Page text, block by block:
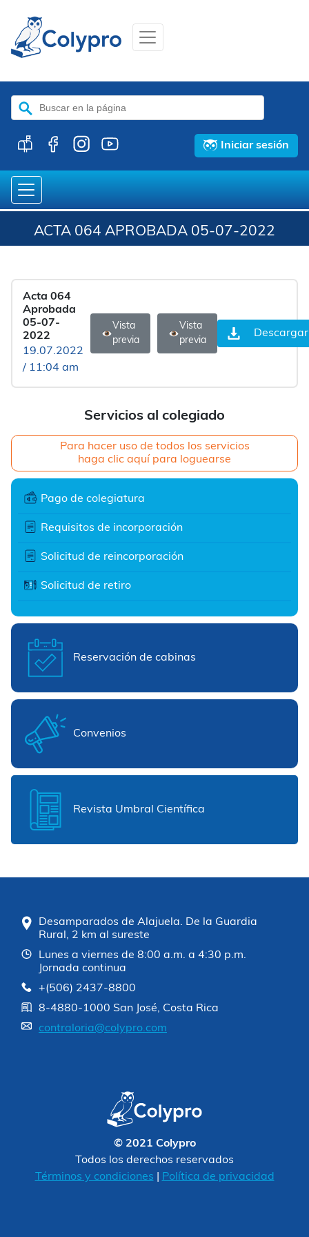
Buscar:
Iniciar sesión
ACTA 064 APROBADA 05-07-2022
Servicios al colegiado
Para hacer uso de todos los servicios
haga clic aquí para loguearse
Pago de colegiatura
Requisitos de incorporación
Solicitud de reincorporación
Solicitud de retiro
Reservación de cabinas
Convenios
Revista Umbral Científica
Acta 064
Aprobada
05-07-
2022
19.07.2022
/ 11:04 am
Vista
previa
Vista
previa
Descargar
Desamparados de Alajuela. De la Guardia
Rural, 2 km al sureste
Lunes a viernes de 8:00 a.m. a 4:30 p.m.
Jornada continua
+(506) 2437-8800
8-4880-1000 San José, Costa Rica
contraloria@colypro.com
© 2021 Colypro
Todos los derechos reservados
Términos y condiciones
Política de privacidad